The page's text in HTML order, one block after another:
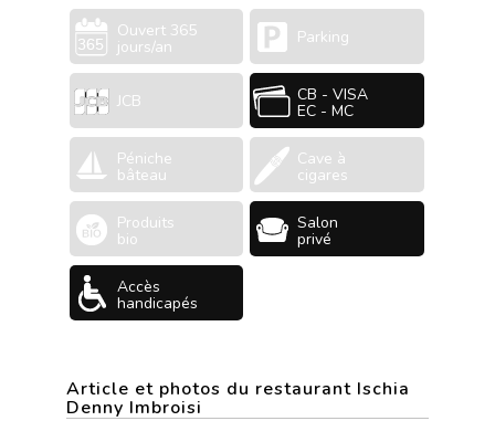
Ouvert 365
jours/an Parking
JCB CB - VISA
EC - MC
Péniche
bâteau
Cave à
cigares
Produits
bio
Salon
privé
Accès
handicapés
Article et photos du restaurant Ischia
Denny Imbroisi